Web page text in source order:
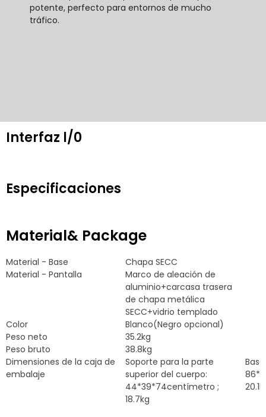
potente, perfecto para entornos de mucho
tráfico.
Interfaz l/0
Especificaciones
Material& Package
Material - Base
Chapa SECC
Material - Pantalla
Marco de aleación de
aluminio+carcasa trasera
de chapa metálica
SECC+vidrio templado
Color
Blanco(Negro opcional)
Peso neto
35.2kg
Peso bruto
38.8kg
Dimensiones de la caja de
embalaje
Soporte para la parte
superior del cuerpo:
44*39*74centímetro ;
18.7kg